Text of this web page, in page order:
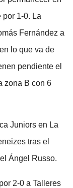
por 1-0. La
Fernández a
lo que va de
pendiente el
zona B con 6
Juniors en La
tras el
Ángel Russo.
2-0 a Talleres